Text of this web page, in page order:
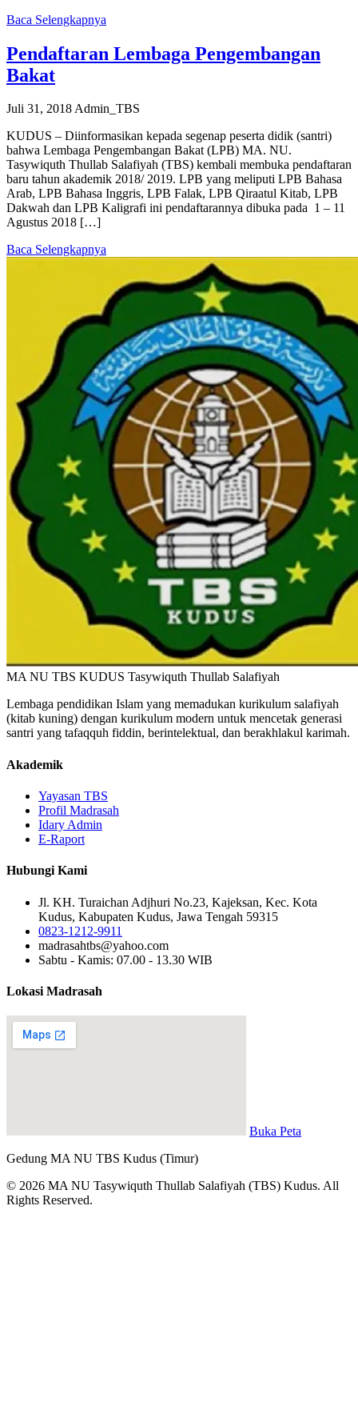
Baca Selengkapnya
Pendaftaran Lembaga Pengembangan
Bakat
Juli 31, 2018Admin_TBS
KUDUS – Diinformasikan kepada segenap peserta didik (santri)
bahwa Lembaga Pengembangan Bakat (LPB) MA. NU.
Tasywiquth Thullab Salafiyah (TBS) kembali membuka pendaftaran
baru tahun akademik 2018/ 2019. LPB yang meliputi LPB Bahasa
Arab, LPB Bahasa Inggris, LPB Falak, LPB Qiraatul Kitab, LPB
Dakwah dan LPB Kaligrafi ini pendaftarannya dibuka pada 1 – 11
Agustus 2018 […]
Baca Selengkapnya
MA NU TBS KUDUS Tasywiquth Thullab Salafiyah
Lembaga pendidikan Islam yang memadukan kurikulum salafiyah
(kitab kuning) dengan kurikulum modern untuk mencetak generasi
santri yang tafaqquh fiddin, berintelektual, dan berakhlakul karimah.
Akademik
Yayasan TBS
Profil Madrasah
Idary Admin
E-Raport
Hubungi Kami
Jl. KH. Turaichan Adjhuri No.23, Kajeksan, Kec. Kota
Kudus, Kabupaten Kudus, Jawa Tengah 59315
0823-1212-9911
madrasahtbs@yahoo.com
Sabtu - Kamis: 07.00 - 13.30 WIB
Lokasi Madrasah
Buka Peta
Gedung MA NU TBS Kudus (Timur)
© 2026 MA NU Tasywiquth Thullab Salafiyah (TBS) Kudus. All
Rights Reserved.